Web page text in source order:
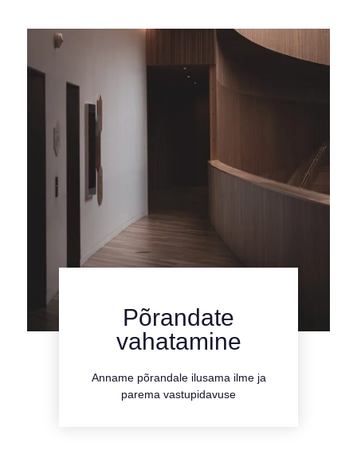
Põrandate
vahatamine
Anname põrandale ilusama ilme ja
parema vastupidavuse
Tutvu teenusega
kliki siia